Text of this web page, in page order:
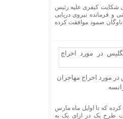
شکایت کیفری علیه رئیس
و فرمانده نیروی دریایی
صمود موافقت کرده
مورد اخراج مهاجران
که تا اوایل ماه مارس
۳۷۷ نفر تحت طرح یک در ازای یک به